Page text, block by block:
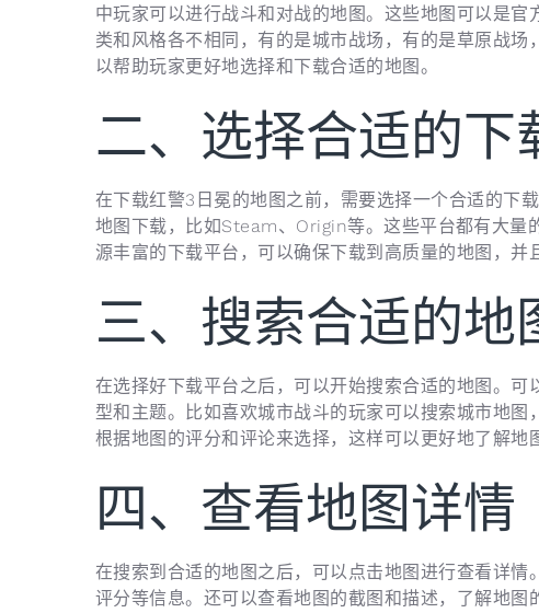
中玩家可以进行战斗和对战的地图。这些地图可以是
类和风格各不相同，有的是城市战场，有的是草原战
以帮助玩家更好地选择和下载合适的地图。
二、选择合适的下
在下载红警3日冕的地图之前，需要选择一个合适的下
地图下载，比如Steam、Origin等。这些平台都有大量
源丰富的下载平台，可以确保下载到高质量的地图，并
三、搜索合适的地
在选择好下载平台之后，可以开始搜索合适的地图。
型和主题。比如喜欢城市战斗的玩家可以搜索城市地
根据地图的评分和评论来选择，这样可以更好地了解地
四、查看地图详情
在搜索到合适的地图之后，可以点击地图进行查看详情
评分等信息。还可以查看地图的截图和描述，了解地